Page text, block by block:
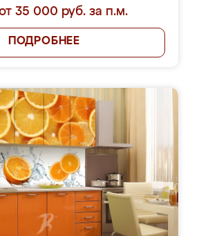
35 000 руб. за п.м.
ПОДРОБНЕЕ